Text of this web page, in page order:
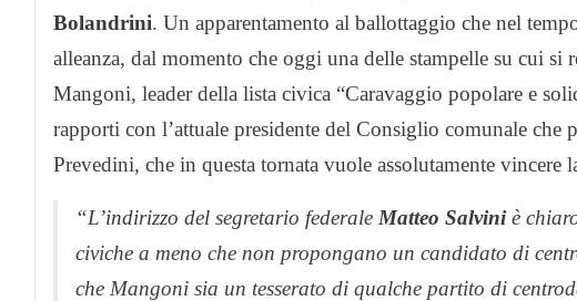
Bolandrini. Un apparentamento al ballottaggio che nel
alleanza, dal momento che oggi una delle stampelle su cui si
Mangoni, leader della lista civica “Caravaggio popolare e
rapporti con l’attuale presidente del Consiglio comunale che
Prevedini, che in questa tornata vuole assolutamente vincere
“L’indirizzo del segretario federale Matteo Salviniè
civiche a meno che non propongano un candidato di
che Mangoni sia un tesserato di qualche partito di